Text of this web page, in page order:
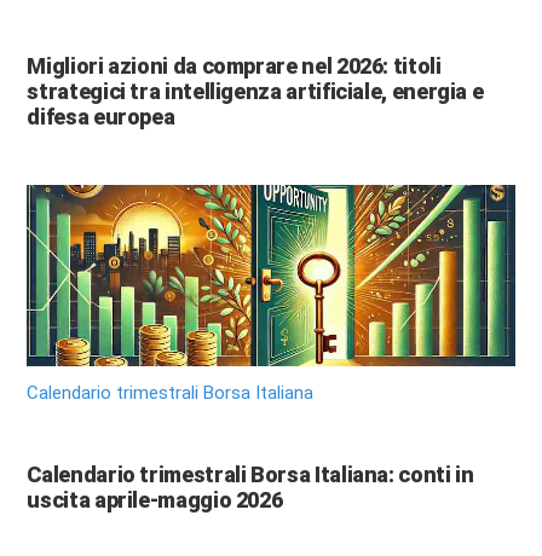
Migliori azioni da comprare nel 2026: titoli
strategici tra intelligenza artificiale, energia e
difesa europea
Calendario trimestrali Borsa Italiana
Calendario trimestrali Borsa Italiana: conti in
uscita aprile-maggio 2026